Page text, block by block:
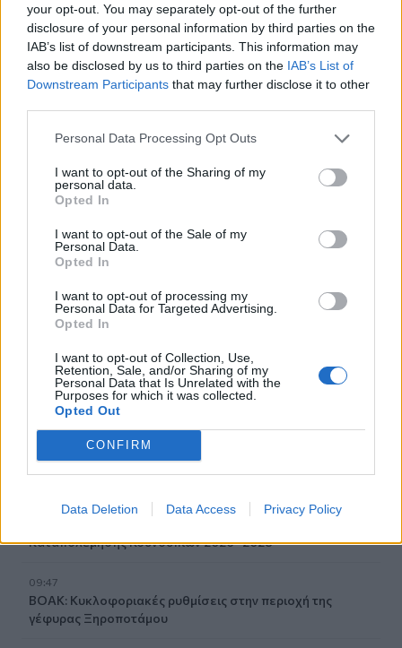
your opt-out. You may separately opt-out of the further
disclosure of your personal information by third parties on the
IAB’s list of downstream participants. This information may
also be disclosed by us to third parties on the IAB’s List of
Downstream Participants that may further disclose it to other
Personal Data Processing Opt Outs
I want to opt-out of the Sharing of my
personal data.
Opted In
I want to opt-out of the Sale of my
Personal Data.
Opted In
I want to opt-out of processing my
Personal Data for Targeted Advertising.
Opted In
I want to opt-out of Collection, Use,
Retention, Sale, and/or Sharing of my
Personal Data that Is Unrelated with the
Purposes for which it was collected.
Opted Out
CONFIRM
Data Deletion Data Access Privacy Policy
10:17
Προσοχή! Ο ΕΦΚΑ… δαγκώνει τους ανυποψίαστους
πολίτες!
10:15
Καστέλι: Έπεσαν οι υπογραφές για τα συστήματα
Νοέμβριο του 2028 να λειτουργεί"
10:09
Η μεγάλη αλλαγή στις συσκευασίες: Τι αλλάζει στην ΕΕ
10:07
Σαββατοκύριακο
«Το Δικαίωμα» γίνεται λογοτεχνία: Ο Δήμος Αγίου
Νικολάου προκηρύσσει τον 33ο Πανελλήνιο Λογοτεχνικό
Διαγωνισμό
09:57
Κέιτι Πέρι και Τζάστιν Τριντό αχώριστοι στις διακοπές
τους στην Ελλάδα
Καταπολέμησης Κουνουπιών 2026–2028
09:47
ΒΟΑΚ: Κυκλοφοριακές ρυθμίσεις στην περιοχή της
γέφυρας Ξηροποτάμου